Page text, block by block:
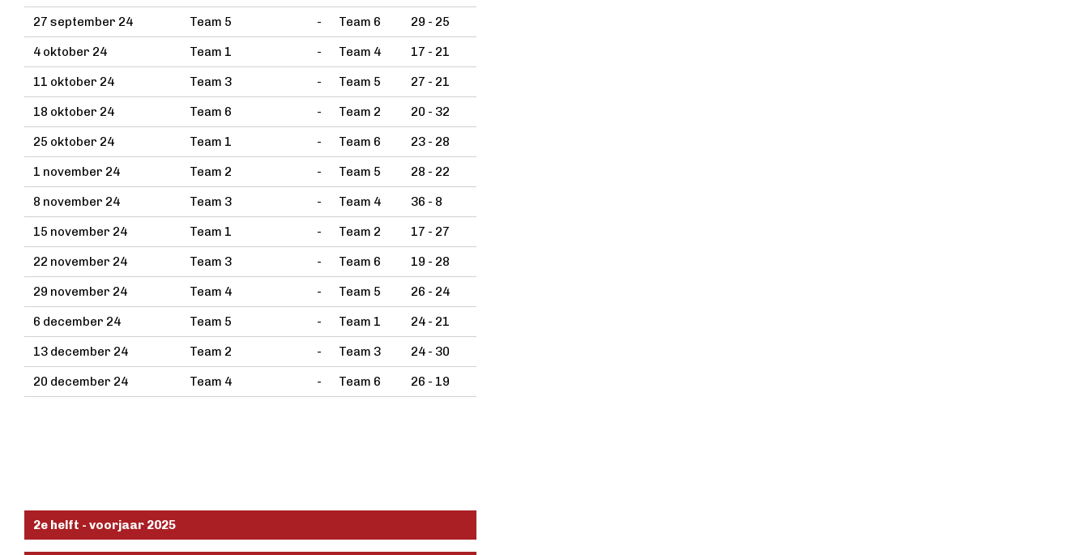
27 september 24 Team 5 - Team 6 29 - 25
4 oktober 24 Team 1 - Team 4 17 - 21
11 oktober 24 Team 3 - Team 5 27 - 21
18 oktober 24 Team 6 - Team 2 20 - 32
25 oktober 24 Team 1 - Team 6 23 - 28
1 november 24 Team 2 - Team 5 28 - 22
8 november 24 Team 3 - Team 4 36 - 8
15 november 24 Team 1 - Team 2 17 - 27
22 november 24 Team 3 - Team 6 19 - 28
29 november 24 Team 4 - Team 5 26 - 24
6 december 24 Team 5 - Team 1 24 - 21
13 december 24 Team 2 - Team 3 24 - 30
20 december 24 Team 4 - Team 6 26 - 19
2e helft - voorjaar 2025